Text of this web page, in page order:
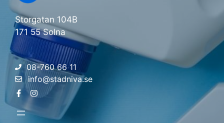
Storgatan 104B
171 55 Solna
08-760 66 11
info@stadniva.se